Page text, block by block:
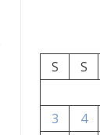
S
S
3
4